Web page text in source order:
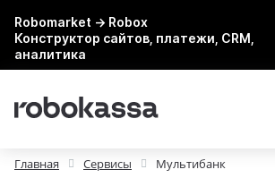
Robomarket → Robox
Конструктор сайтов, платежи, CRM,
аналитика
Главная Сервисы Мультибанк